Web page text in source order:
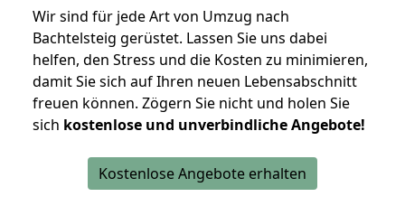
Wir sind für jede Art von Umzug nach
Bachtelsteig gerüstet. Lassen Sie uns dabei
helfen, den Stress und die Kosten zu minimieren,
damit Sie sich auf Ihren neuen Lebensabschnitt
freuen können. Zögern Sie nicht und holen Sie
sich kostenlose und unverbindliche Angebote!
Kostenlose Angebote erhalten